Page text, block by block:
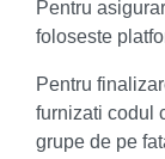
Pentru
foloseste
Pentru
furnizati codul
grupe de pe